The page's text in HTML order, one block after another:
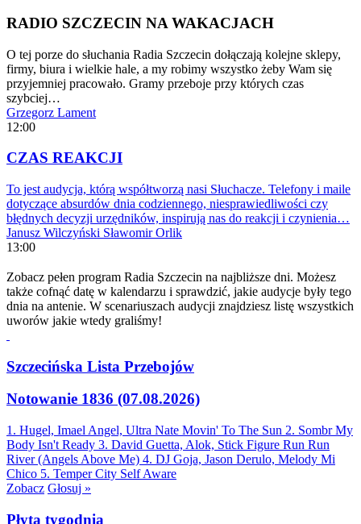
RADIO SZCZECIN NA WAKACJACH
O tej porze do słuchania Radia Szczecin dołączają kolejne sklepy,
firmy, biura i wielkie hale, a my robimy wszystko żeby Wam się
przyjemniej pracowało. Gramy przeboje przy których czas
szybciej…
Grzegorz Lament
12:00
CZAS REAKCJI
To jest audycja, którą współtworzą nasi Słuchacze. Telefony i maile
dotyczące absurdów dnia codziennego, niesprawiedliwości czy
błędnych decyzji urzędników, inspirują nas do reakcji i czynienia…
Janusz Wilczyński Sławomir Orlik
13:00
Zobacz pełen program Radia Szczecin na najbliższe dni. Możesz
także cofnąć datę w kalendarzu i sprawdzić, jakie audycje były tego
dnia na antenie. W scenariuszach audycji znajdziesz listę wszystkich
uworów jakie wtedy graliśmy!
Szczecińska Lista Przebojów
Notowanie 1836 (07.08.2026)
1. Hugel, Imael Angel, Ultra Nate Movin' To The Sun 2. Sombr My
Body Isn't Ready 3. David Guetta, Alok, Stick Figure Run Run
River (Angels Above Me) 4. DJ Goja, Jason Derulo, Melody Mi
Chico 5. Temper City Self Aware
Zobacz Głosuj »
Płyta tygodnia